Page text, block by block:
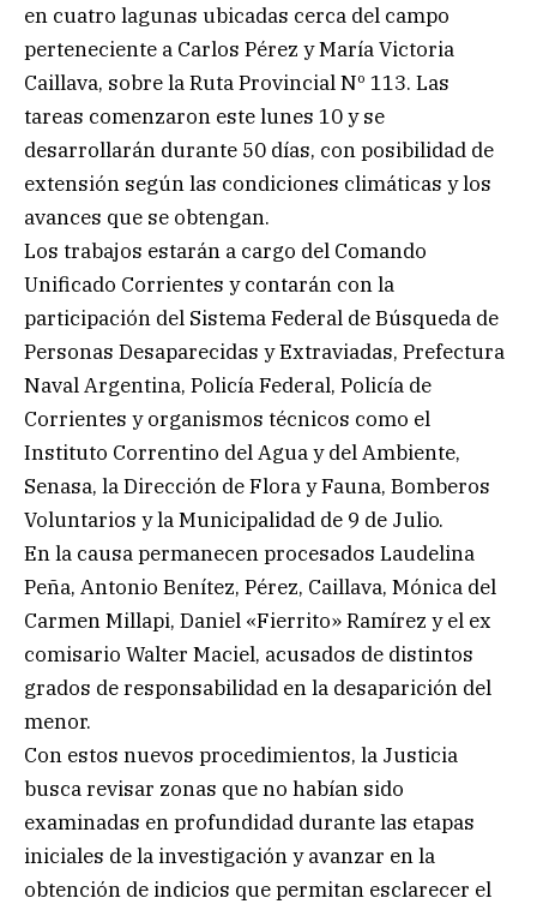
en cuatro lagunas ubicadas cerca del campo
perteneciente a Carlos Pérez y María Victoria
Caillava, sobre la Ruta Provincial Nº 113. Las
tareas comenzaron este lunes 10 y se
desarrollarán durante 50 días, con posibilidad de
extensión según las condiciones climáticas y los
avances que se obtengan.
Los trabajos estarán a cargo del Comando
Unificado Corrientes y contarán con la
participación del Sistema Federal de Búsqueda de
Personas Desaparecidas y Extraviadas, Prefectura
Naval Argentina, Policía Federal, Policía de
Corrientes y organismos técnicos como el
Instituto Correntino del Agua y del Ambiente,
Senasa, la Dirección de Flora y Fauna, Bomberos
Voluntarios y la Municipalidad de 9 de Julio.
En la causa permanecen procesados Laudelina
Peña, Antonio Benítez, Pérez, Caillava, Mónica del
Carmen Millapi, Daniel «Fierrito» Ramírez y el ex
comisario Walter Maciel, acusados de distintos
grados de responsabilidad en la desaparición del
menor.
Con estos nuevos procedimientos, la Justicia
busca revisar zonas que no habían sido
examinadas en profundidad durante las etapas
iniciales de la investigación y avanzar en la
obtención de indicios que permitan esclarecer el